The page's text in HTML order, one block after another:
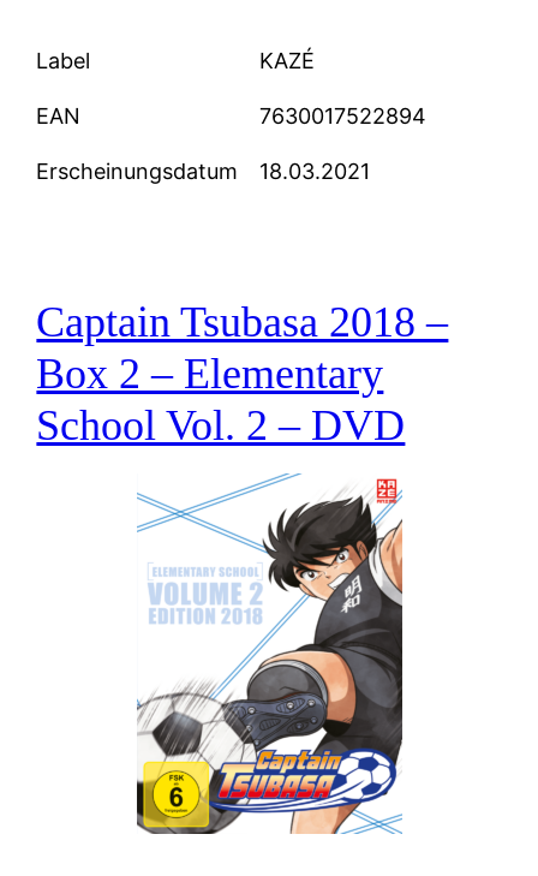
Label KAZÉ
EAN 7630017522894
Erscheinungsdatum 18.03.2021
Captain Tsubasa 2018 –
Box 2 – Elementary
School Vol. 2 – DVD